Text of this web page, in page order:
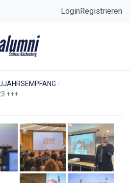
LoginRegistrieren
+++